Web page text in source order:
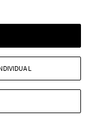
poți